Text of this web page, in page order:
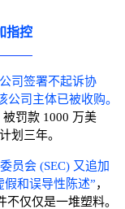
指控
司签署不起诉协
司主体已被收购。
罚款 1000 万美
划三年。
员会 (SEC) 又追加
和误导性陈述”，
仅仅是一堆塑料。